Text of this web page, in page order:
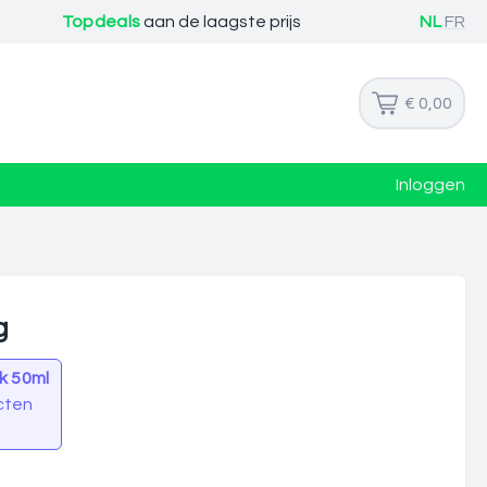
Topdealsaan de laagste prijs NL FR
€ 0,00
Inloggen
50ml